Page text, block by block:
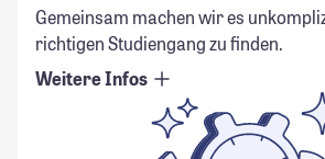
Gemeinsam machen wir es
richtigen Studiengang zu finden.
Weitere Infos